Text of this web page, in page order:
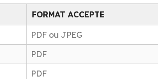
FORMAT ACCEPTE
PDF ou JPEG
PDF
PDF